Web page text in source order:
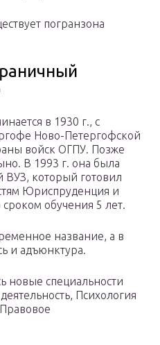
погранзона
в 1930 г., с
Ново-Петергофской
войск ОГПУ. Позже
В 1993 г. она была
ВУЗ, который готовил
Юриспруденция и
сроком обучения 5 лет.
название, а в
и адъюнктура.
новые специальности
Психология